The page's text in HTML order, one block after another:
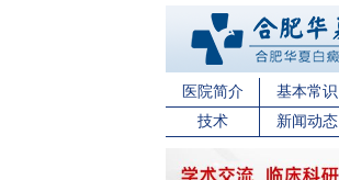
医院简介 基本常识
技术
新闻动态